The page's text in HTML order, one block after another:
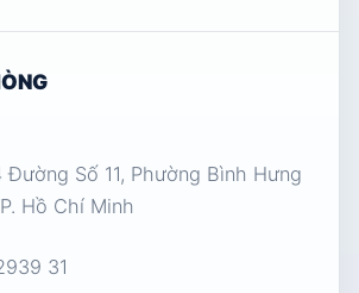
Đường Số 11, Phường Bình Hưng
Hồ Chí Minh
31